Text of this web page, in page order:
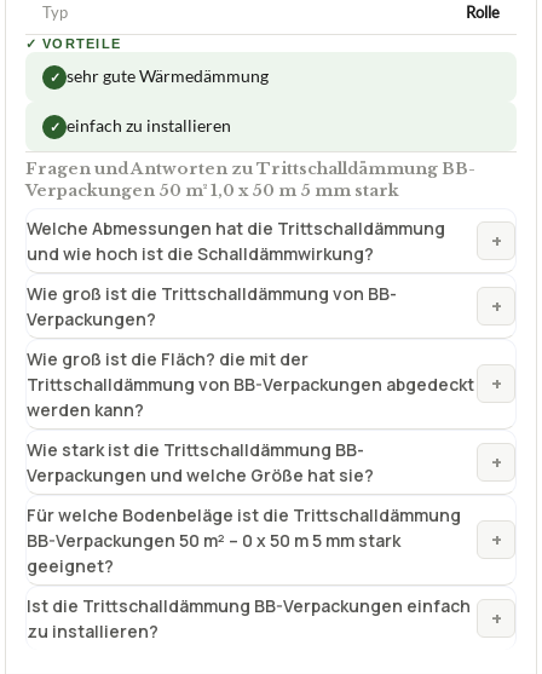
Typ Rolle
✓ VORTEILE
✓ sehr gute Wärmedämmung
✓ einfach zu installieren
Fragen und Antworten zu Trittschalldämmung BB-
Verpackungen 50 m² 1,0 x 50 m 5 mm stark
Welche Abmessungen hat die Trittschalldämmung
und wie hoch ist die Schalldämmwirkung?
+
Wie groß ist die Trittschalldämmung von BB-
Verpackungen?
+
Wie groß ist die Fläch? die mit der
Trittschalldämmung von BB-Verpackungen abgedeckt
werden kann?
+
Wie stark ist die Trittschalldämmung BB-
Verpackungen und welche Größe hat sie?
+
Für welche Bodenbeläge ist die Trittschalldämmung
BB-Verpackungen 50 m² – 0 x 50 m 5 mm stark
geeignet?
+
Ist die Trittschalldämmung BB-Verpackungen einfach
zu installieren?
+